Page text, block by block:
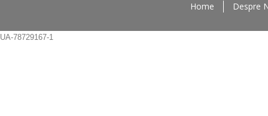
Home Despre
UA-78729167-1